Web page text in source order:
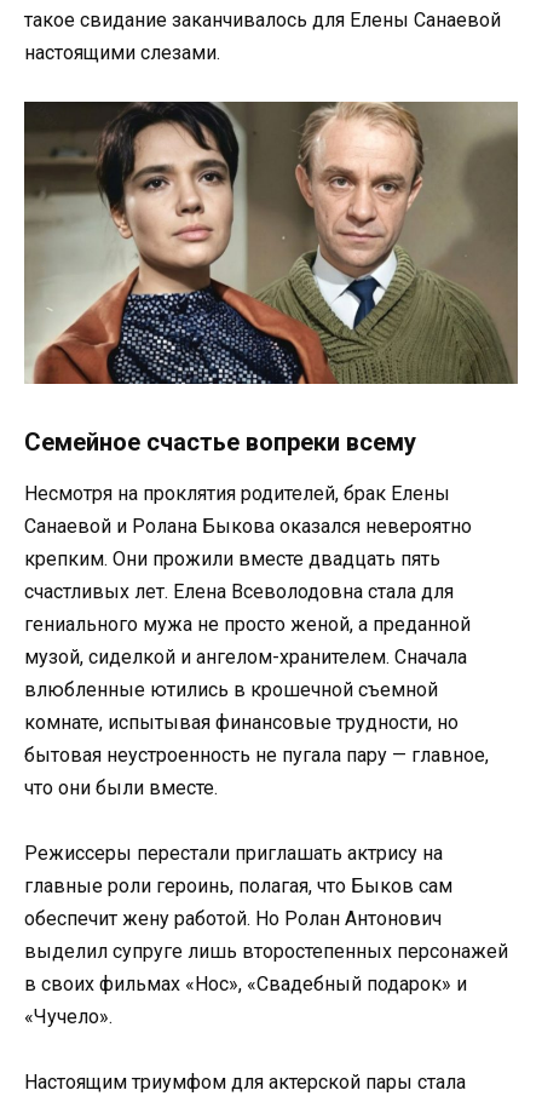
такое свидание заканчивалось для Елены Санаевой
настоящими слезами.
Семейное счастье вопреки всему
Несмотря на проклятия родителей, брак Елены
Санаевой и Ролана Быкова оказался невероятно
крепким. Они прожили вместе двадцать пять
счастливых лет. Елена Всеволодовна стала для
гениального мужа не просто женой, а преданной
музой, сиделкой и ангелом-хранителем. Сначала
влюбленные ютились в крошечной съемной
комнате, испытывая финансовые трудности, но
бытовая неустроенность не пугала пару — главное,
что они были вместе.
Режиссеры перестали приглашать актрису на
главные роли героинь, полагая, что Быков сам
обеспечит жену работой. Но Ролан Антонович
выделил супруге лишь второстепенных персонажей
в своих фильмах «Нос», «Свадебный подарок» и
«Чучело».
Настоящим триумфом для актерской пары стала